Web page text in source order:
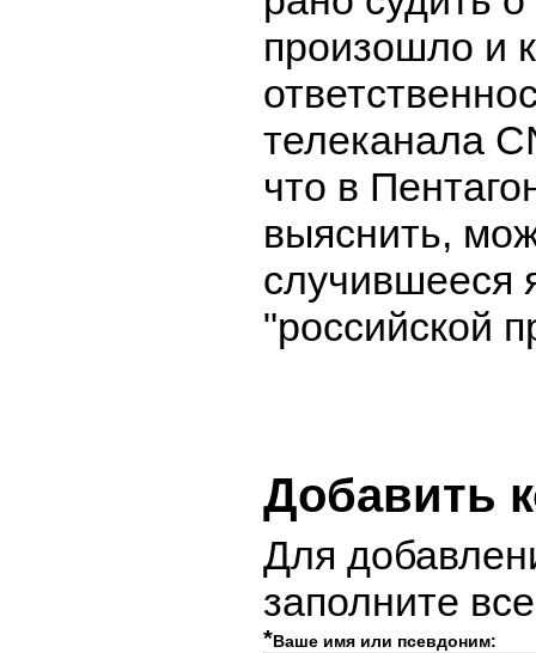
произошло и
телеканала
что в
выяснить,
случившееся
"российской
Добавить
Для
заполните
*Ваше имя или псевдоним: